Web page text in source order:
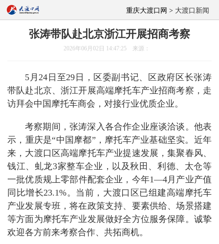
重庆大渡口网 > 大渡口新闻
张涛带队赴北京浙江开展招商考察
2026年06月02日 14:47:25 来源：
5月24日至29日，区委副书记、区政府区长张涛
带队赴北京、浙江开展高端摩托车产业招商考察，走
访拜会中国摩托车商会，对接行业优质企业。
考察期间，张涛深入各合作企业座谈洽谈。他表
示，重庆是“中国摩都”，摩托车产业基础坚实。近年
来，大渡口区高端摩托车产业提速发展，集聚春风、
钱江、虬龙3家整车企业，以及秋田、利德、太仓等
一批优质规上零部件配套企业，今年1—4月产业产值
同比增长23.1%。当前，大渡口区已组建高端摩托车
产业发展专班，将在政策支持、要素供给、场景搭建
等方面为摩托车产业发展做好全方位服务保障。诚挚
欢迎各方前来考察合作、共拓商机。